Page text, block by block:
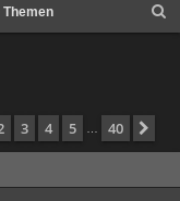
von 40
3 4 5 40